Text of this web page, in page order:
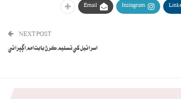
Instagram
Email
NEXT POST
اسرائيل کي تسليم ڪرڻ بابت اھم اڳڀرائي